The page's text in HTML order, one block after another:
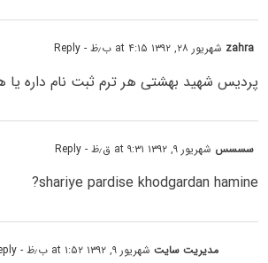
zahra شهریور ۲۸, ۱۳۹۲ at ۴:۱۵ ب٫ظ - Reply
پردیس شهید بهشتی هر ترم ثبت نام داره یا
سسسس شهریور ۹, ۱۳۹۲ at ۹:۳۱ ق٫ظ - Reply
shariye pardise khodgardan hamine?
مدیریت سایتشهریور ۹, ۱۳۹۲ at ۱:۵۲ ب٫ظ - Reply